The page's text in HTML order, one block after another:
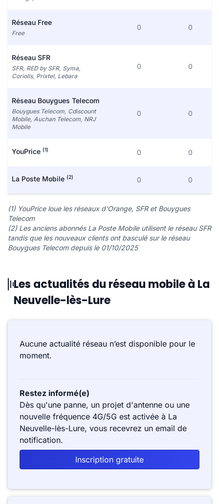
Réseau Free
Free
0 0
Réseau SFR
SFR, RED by SFR, Syma,
Coriolis, Prixtel, Lebara
0 0
Réseau Bouygues Telecom
Bouygues Telecom, Cdiscount
Mobile, Auchan Telecom, NRJ
Mobile
0 0
YouPrice (1) 0 0
La Poste Mobile (2) 0 0
(1) YouPrice loue les réseaux d'Orange, SFR et Bouygues
Telecom
(2) Les anciens abonnés La Poste Mobile utilisent le réseau SFR
tandis que les nouveaux clients ont basculé sur le réseau
Bouygues Telecom depuis le 01/10/2025
Les actualités du réseau mobile à La
Neuvelle-lès-Lure
Aucune actualité réseau n’est disponible pour le
moment.
Restez informé(e)
Dès qu'une panne, un projet d'antenne ou une
nouvelle fréquence 4G/5G est activée à La
Neuvelle-lès-Lure, vous recevrez un email de
notification.
Inscription gratuite